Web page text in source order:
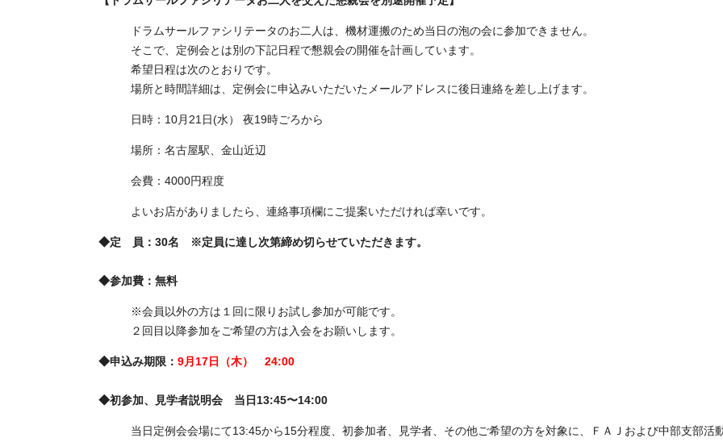
ドラムサールファシリテータのお二人は、機材運搬のため当日の泡の会に参加できません。
そこで、定例会とは別の下記日程で懇親会の開催を計画しています。
希望日程は次のとおりです。
場所と時間詳細は、定例会に申込みいただいたメールアドレスに後日連絡を差し上げます。
日時：10月21日(水） 夜19時ごろから
場所：名古屋駅、金山近辺
会費：4000円程度
よいお店がありましたら、連絡事項欄にご提案いただければ幸いです。
◆定 員：30名 ※定員に達し次第締め切らせていただきます。
◆参加費：無料
※会員以外の方は１回に限りお試し参加が可能です。
２回目以降参加をご希望の方は入会をお願いします。
◆申込み期限： 9月 17日（木） 24:00
◆初参加、見学者説明会 当日13:45〜14:00
当日定例会会場にて13:45から15分程度、初参加者、見学者、その他ご希望の方を対象に、ＦＡＪおよび中部支部活